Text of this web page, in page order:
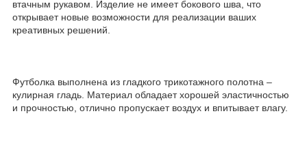
втачным рукавом. Изделие не имеет бокового шва, что
открывает новые возможности для реализации ваших
креативных решений.
Футболка выполнена из гладкого трикотажного полотна –
кулирная гладь. Материал обладает хорошей эластичностью
и прочностью, отлично пропускает воздух и впитывает влагу.